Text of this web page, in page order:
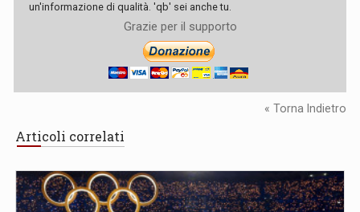
un'informazione di qualità. 'qb' sei anche tu.
Grazie per il supporto
« Torna Indietro
Articoli correlati